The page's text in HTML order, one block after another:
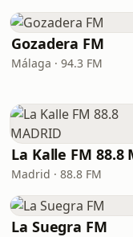
Gozadera FM
Málaga · 94.3 FM
Madrid · 88.8 FM
La Suegra FM